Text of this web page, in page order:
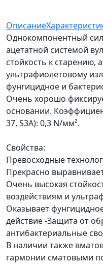
Описание
Однокомпонентный
ацетатной системой
стойкость к старению,
ультрафиолетовому
фунгицидное и
Очень хорошо
основании.
37, S3A): 0,3 N/мм².
Свойства:
Превосходные
Прекрасно
Очень высокая
воздействиям и
Оказывает
действие -Защита от
антибактериальные
В наличии также
гармонии сматовыми